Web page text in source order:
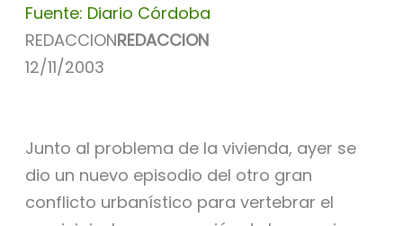
Fuente: Diario Córdoba
REDACCIONREDACCION
12/11/2003
Junto al problema de la vivienda, ayer se
dio un nuevo episodio del otro gran
conflicto urbanístico para vertebrar el